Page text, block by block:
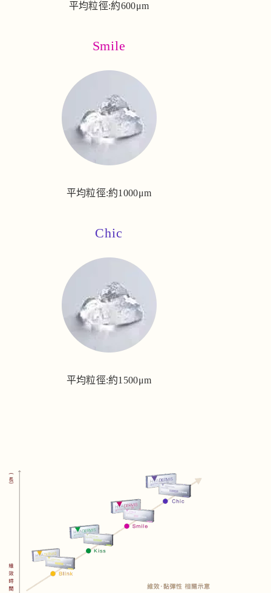
平均粒徑:約600μm
Smile
平均粒徑:約1000μm
Chic
平均粒徑:約1500μm